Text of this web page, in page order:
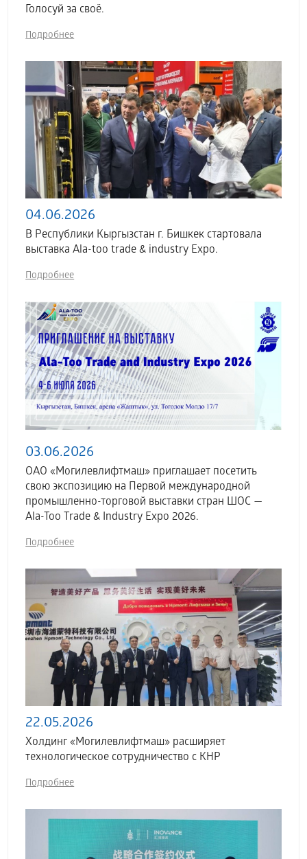
Голосуй за своё.
Подробнее
04.06.2026
В Республики Кыргызстан г. Бишкек стартовала
выставка Аla-too trade & industry Expo.
Подробнее
03.06.2026
ОАО «Могилевлифтмаш» приглашает посетить
свою экспозицию на Первой международной
промышленно-торговой выставки стран ШОС —
Ala-Too Trade & Industry Expo 2026.
Подробнее
22.05.2026
Холдинг «Могилевлифтмаш» расширяет
технологическое сотрудничество с КНР
Подробнее